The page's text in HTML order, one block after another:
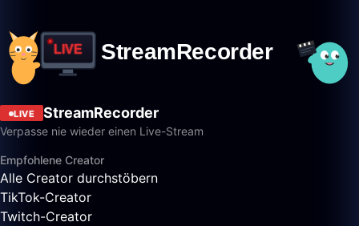
LIVE StreamRecorder
Verpasse nie wieder einen Live-Stream
Empfohlene Creator
Alle Creator durchstöbern
TikTok-Creator
Twitch-Creator